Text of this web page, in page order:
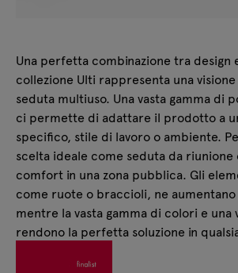
Una perfetta combinazione tra design
collezione Ulti rappresenta una
seduta multiuso. Una vasta gamma di
ci permette di adattare il prodotto a
specifico, stile di lavoro o ambiente.
scelta ideale come seduta da
comfort in una zona pubblica. Gli
come ruote o braccioli, ne
mentre la vasta gamma di colori e una
rendono la perfetta soluzione in